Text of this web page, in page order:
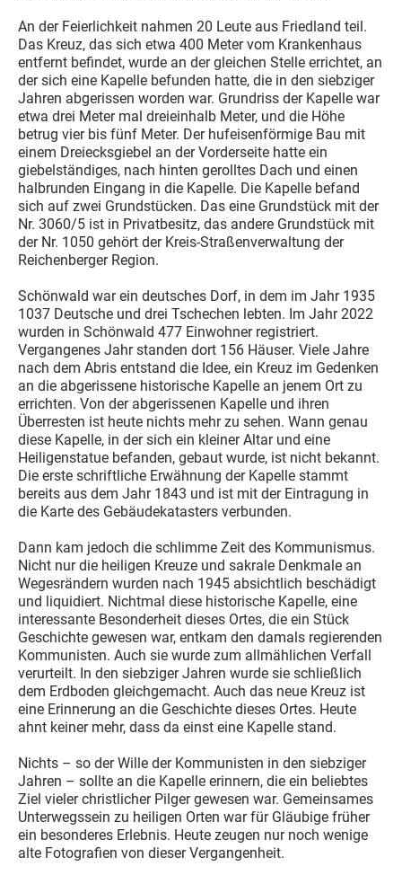
An der Feierlichkeit nahmen 20 Leute aus Friedland teil.
Das Kreuz, das sich etwa 400 Meter vom Krankenhaus
entfernt befindet, wurde an der gleichen Stelle errichtet, an
der sich eine Kapelle befunden hatte, die in den siebziger
Jahren abgerissen worden war. Grundriss der Kapelle war
etwa drei Meter mal dreieinhalb Meter, und die Höhe
betrug vier bis fünf Meter. Der hufeisenförmige Bau mit
einem Dreiecksgiebel an der Vorderseite hatte ein
giebelständiges, nach hinten gerolltes Dach und einen
halbrunden Eingang in die Kapelle. Die Kapelle befand
sich auf zwei Grundstücken. Das eine Grundstück mit der
Nr. 3060/5 ist in Privatbesitz, das andere Grundstück mit
der Nr. 1050 gehört der Kreis-Straßenverwaltung der
Reichenberger Region.
Schönwald war ein deutsches Dorf, in dem im Jahr 1935
1037 Deutsche und drei Tschechen lebten. Im Jahr 2022
wurden in Schönwald 477 Einwohner registriert.
Vergangenes Jahr standen dort 156 Häuser. Viele Jahre
nach dem Abris entstand die Idee, ein Kreuz im Gedenken
an die abgerissene historische Kapelle an jenem Ort zu
errichten. Von der abgerissenen Kapelle und ihren
Überresten ist heute nichts mehr zu sehen. Wann genau
diese Kapelle, in der sich ein kleiner Altar und eine
Heiligenstatue befanden, gebaut wurde, ist nicht bekannt.
Die erste schriftliche Erwähnung der Kapelle stammt
bereits aus dem Jahr 1843 und ist mit der Eintragung in
die Karte des Gebäudekatasters verbunden.
Dann kam jedoch die schlimme Zeit des Kommunismus.
Nicht nur die heiligen Kreuze und sakrale Denkmale an
Wegesrändern wurden nach 1945 absichtlich beschädigt
und liquidiert. Nichtmal diese historische Kapelle, eine
interessante Besonderheit dieses Ortes, die ein Stück
Geschichte gewesen war, entkam den damals regierenden
Kommunisten. Auch sie wurde zum allmählichen Verfall
verurteilt. In den siebziger Jahren wurde sie schließlich
dem Erdboden gleichgemacht. Auch das neue Kreuz ist
eine Erinnerung an die Geschichte dieses Ortes. Heute
ahnt keiner mehr, dass da einst eine Kapelle stand.
Nichts – so der Wille der Kommunisten in den siebziger
Jahren – sollte an die Kapelle erinnern, die ein beliebtes
Ziel vieler christlicher Pilger gewesen war. Gemeinsames
Unterwegssein zu heiligen Orten war für Gläubige früher
ein besonderes Erlebnis. Heute zeugen nur noch wenige
alte Fotografien von dieser Vergangenheit.